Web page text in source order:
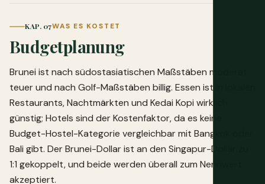
KAP. 07WAS ES KOSTET
Budgetplanung
Brunei ist nach südostasiatischen Maßstäben moderat
teuer und nach Golf-Maßstäben billig. Essen ist in lokalen
Restaurants, Nachtmärkten und Kedai Kopi wirklich
günstig; Hotels sind der Kostenfaktor, da es keine
Budget-Hostel-Kategorie vergleichbar mit Bangkok oder
Bali gibt. Der Brunei-Dollar ist an den Singapur-Dollar zu
1:1 gekoppelt, und beide werden überall zum Nennwert
akzeptiert.